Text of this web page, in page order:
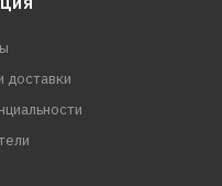
доставки